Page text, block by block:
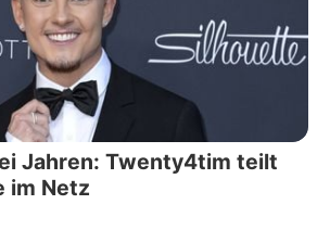
Jahren: Twenty4tim teilt
im Netz